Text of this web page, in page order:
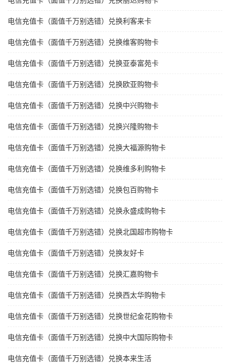
电信充值卡（面值千万别选错）兑换利客来卡
电信充值卡（面值千万别选错）兑换维客购物卡
电信充值卡（面值千万别选错）兑换亚泰富苑卡
电信充值卡（面值千万别选错）兑换欧亚购物卡
电信充值卡（面值千万别选错）兑换中兴购物卡
电信充值卡（面值千万别选错）兑换兴隆购物卡
电信充值卡（面值千万别选错）兑换大福源购物卡
电信充值卡（面值千万别选错）兑换维多利购物卡
电信充值卡（面值千万别选错）兑换包百购物卡
电信充值卡（面值千万别选错）兑换永盛成购物卡
电信充值卡（面值千万别选错）兑换北国超市购物卡
电信充值卡（面值千万别选错）兑换友好卡
电信充值卡（面值千万别选错）兑换汇嘉购物卡
电信充值卡（面值千万别选错）兑换西太华购物卡
电信充值卡（面值千万别选错）兑换世纪金花购物卡
电信充值卡（面值千万别选错）兑换中大国际购物卡
电信充值卡（面值千万别选错）兑换本来生活